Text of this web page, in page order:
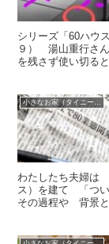
シリーズ「60ハウ
９） 湯山重行さ
を残さず使い切る
小さなお家（タイニーハウス）で暮らす
わたしたち夫婦は
ス）を建て 「つ
その過程や 背景